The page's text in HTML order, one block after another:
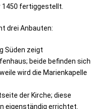
1450 fertiggestellt.
drei Anbauten:
Süden zeigt
beide befinden sich
wird die Marienkapelle
der Kirche; diese
eigenständig errichtet.